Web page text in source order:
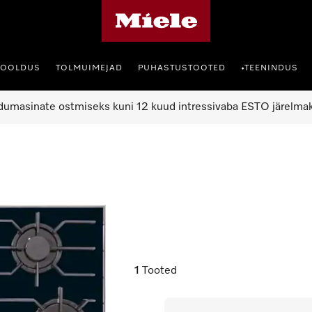
TOLMUIMEJAD PUHASTUSTOOTED •TEENINDUS
ostmiseks kuni 12 kuud intressivaba ESTO
1 Tooted